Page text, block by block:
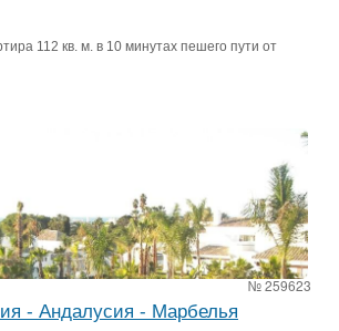
112 кв. м. в 10 минутах пешего пути от
№ 259623
- Андалусия - Марбелья